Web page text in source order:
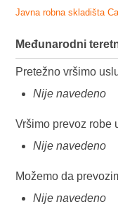
Javna robna skladišta
Međunarodni
Pretežno vršimo
Nije navedeno
Vršimo prevoz robe
Nije navedeno
Možemo da
Nije navedeno